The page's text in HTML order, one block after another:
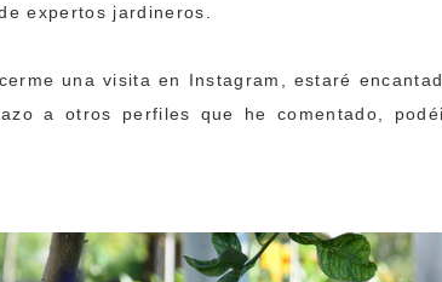
expertos jardineros.
una visita en Instagram, estaré
a otros perfiles que he comentado,